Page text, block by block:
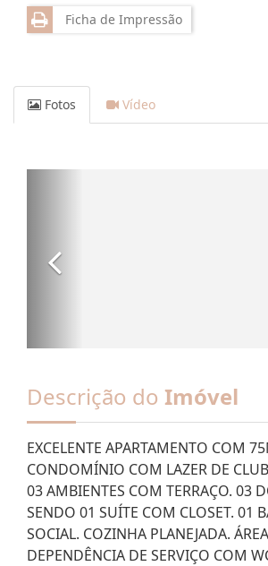
Ficha de Impressão
Fotos Vídeo
Descrição do Imóvel
EXCELENTE APARTAMENTO COM
CONDOMÍNIO COM LAZER DE
03 AMBIENTES COM TERRAÇO. 03
SENDO 01 SUÍTE COM CLOSET. 01
SOCIAL. COZINHA PLANEJADA.
DEPENDÊNCIA DE SERVIÇO COM